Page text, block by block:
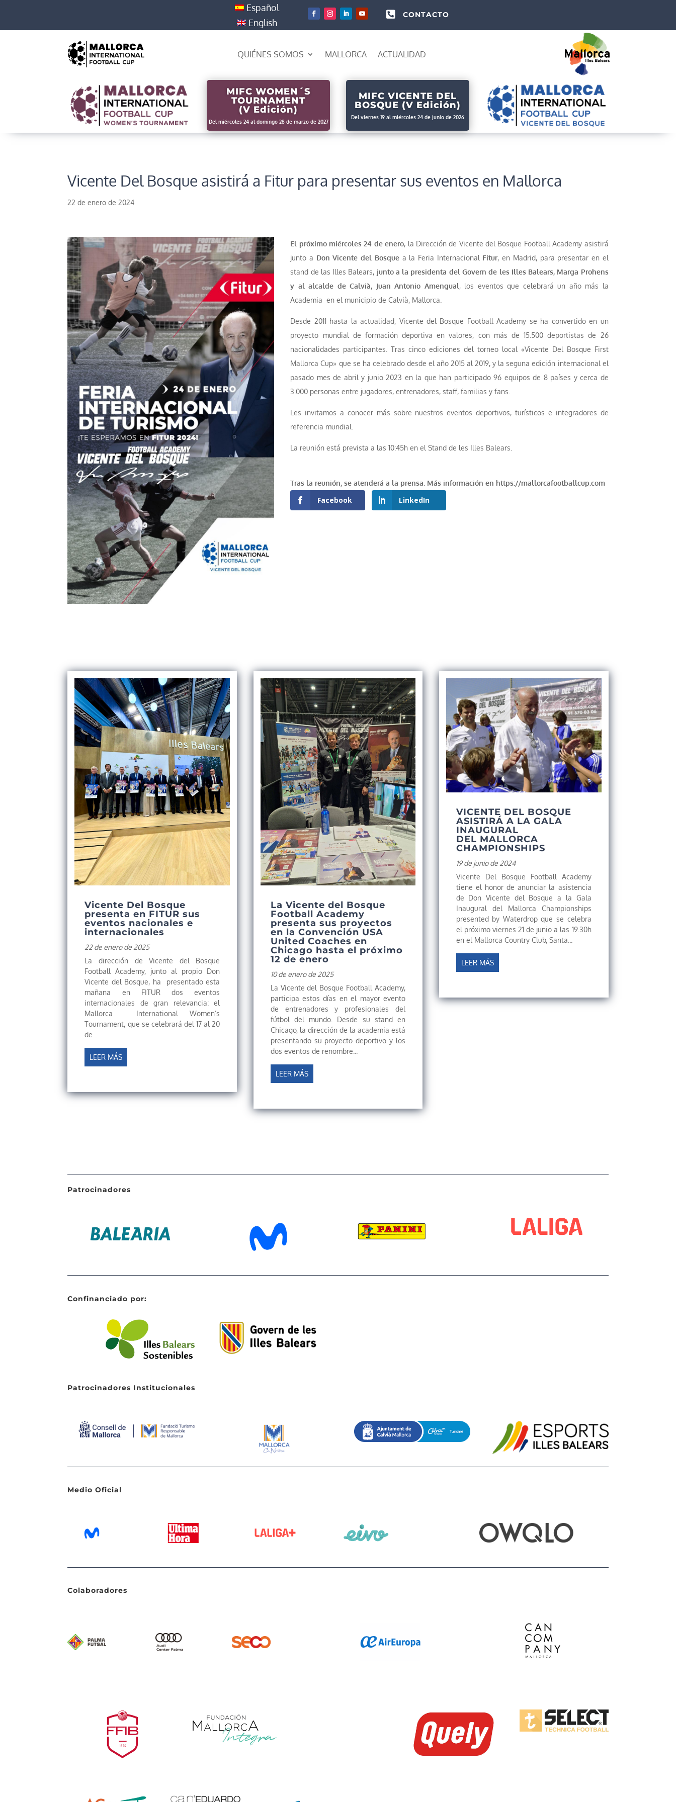
Español
English
 CONTACTO
QUIÉNES SOMOS MALLORCA ACTUALIDAD
MIFC WOMEN´S
TOURNAMENT
(V Edición)
Del miércoles 24 al domingo 28 de marzo de 2027
MIFC VICENTE DEL
BOSQUE (V Edición)
Del viernes 19 al miércoles 24 de junio de 2026
Vicente Del Bosque asistirá a Fitur para presentar sus eventos en Mallorca
22 de enero de 2024
El próximo miércoles 24 de enero, la Dirección de Vicente del Bosque Football Academy asistirá
junto a Don Vicente del Bosquea la Feria Internacional Fitur, en Madrid, para presentar en el
stand de las Illes Balears, junto a la presidenta del Govern de les Illes Balears, Marga Prohens
y al alcalde de Calvià, Juan Antonio Amengual, los eventos que celebrará un año más la
Academia en el municipio de Calvià, Mallorca.
Desde 2011 hasta la actualidad, Vicente del Bosque Football Academy se ha convertido en un
proyecto mundial de formación deportiva en valores, con más de 15.500 deportistas de 26
nacionalidades participantes. Tras cinco ediciones del torneo local «Vicente Del Bosque First
Mallorca Cup» que se ha celebrado desde el año 2015 al 2019, y la seguna edición internacional el
pasado mes de abril y junio 2023 en la que han participado 96 equipos de 8 países y cerca de
3.000 personas entre jugadores, entrenadores, staff, familias y fans.
Les invitamos a conocer más sobre nuestros eventos deportivos, turísticos e integradores de
referencia mundial.
La reunión está prevista a las 10:45h en el Stand de les Illes Balears.
Tras la reunión, se atenderá a la prensa. Más información en https://mallorcafootballcup.com
Facebook LinkedIn
Vicente Del Bosque
presenta en FITUR sus
eventos nacionales e
internacionales
22 de enero de 2025
La dirección de Vicente del Bosque
Football Academy, junto al propio Don
Vicente del Bosque, ha presentado esta
mañana en FITUR dos eventos
internacionales de gran relevancia: el
Mallorca International Women’s
Tournament, que se celebrará del 17 al 20
de...
LEER MÁS
La Vicente del Bosque
Football Academy
presenta sus proyectos
en la Convención USA
United Coaches en
Chicago hasta el próximo
12 de enero
10 de enero de 2025
La Vicente del Bosque Football Academy,
participa estos días en el mayor evento
de entrenadores y profesionales del
fútbol del mundo. Desde su stand en
Chicago, la dirección de la academia está
presentando su proyecto deportivo y los
dos eventos de renombre...
LEER MÁS
VICENTE DEL BOSQUE
ASISTIRÁ A LA GALA
INAUGURAL
DEL MALLORCA
CHAMPIONSHIPS
19 de junio de 2024
Vicente Del Bosque Football Academy
tiene el honor de anunciar la asistencia
de Don Vicente del Bosque a la Gala
Inaugural del Mallorca Championships
presented by Waterdrop que se celebra
el próximo viernes 21 de junio a las 19.30h
en el Mallorca Country Club, Santa...
LEER MÁS
Patrocinadores
Confinanciado por:
Patrocinadores Institucionales
Medio Oficial
Colaboradores